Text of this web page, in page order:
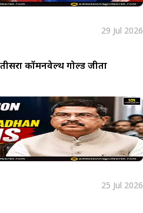
29 Jul 2026
कॉमनवेल्थ गोल्ड जीता
25 Jul 2026